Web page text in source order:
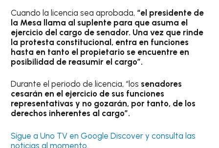
Cuando la licencia sea aprobada, “el presidente de
la Mesa llama al suplente para que asuma el
ejercicio del cargo de senador. Una vez que rinde
la protesta constitucional, entra en funciones
hasta en tanto el propietario se encuentre en
posibilidad de reasumir el cargo”.
Durante el periodo de licencia, “los senadores
cesarán en el ejercicio de sus funciones
representativas y no gozarán, por tanto, de los
derechos inherentes al cargo”.
Sigue a Uno TV en Google Discover y consulta las
noticias al momento.